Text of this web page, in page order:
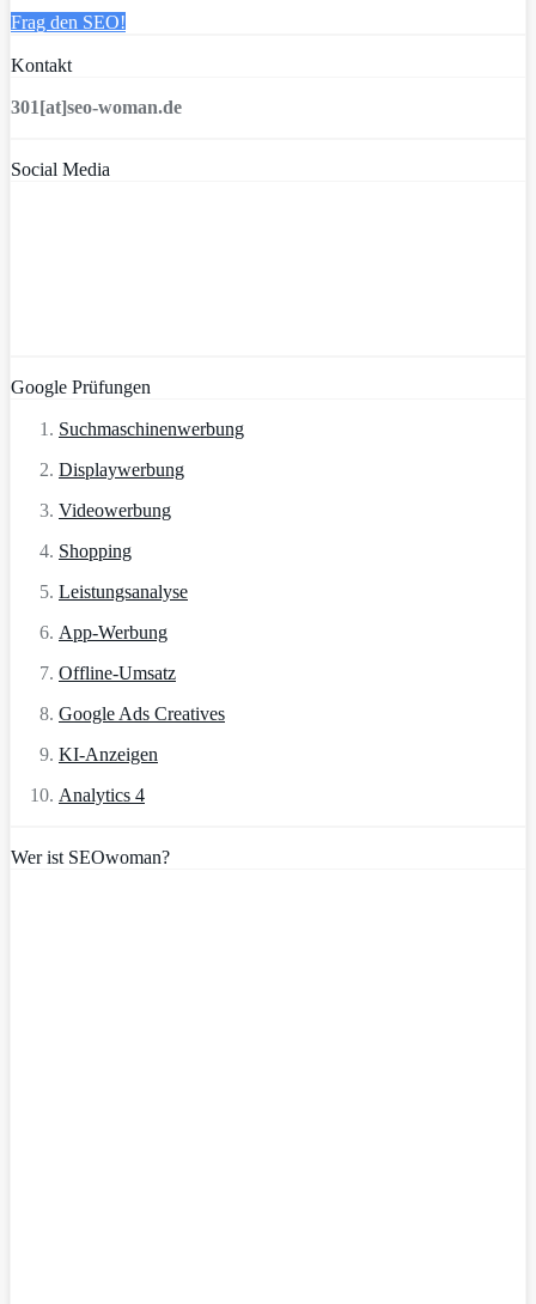
Frag den SEO!
Kontakt
301[at]seo-woman.de
Social Media
Google Prüfungen
Suchmaschinenwerbung
Displaywerbung
Videowerbung
Shopping
Leistungsanalyse
App-Werbung
Offline-Umsatz
Google Ads Creatives
KI-Anzeigen
Analytics 4
Wer ist SEOwoman?